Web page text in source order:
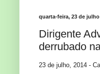
quarta-feira, 23 de julho
Dirigente
derrubado
23 de julho, 2014 -